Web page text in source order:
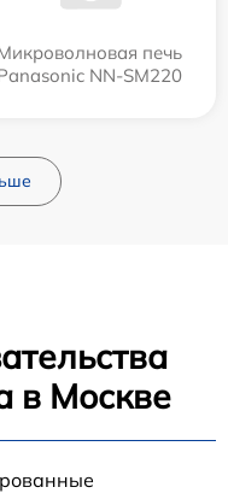
печь
NN-SM220
в Москве